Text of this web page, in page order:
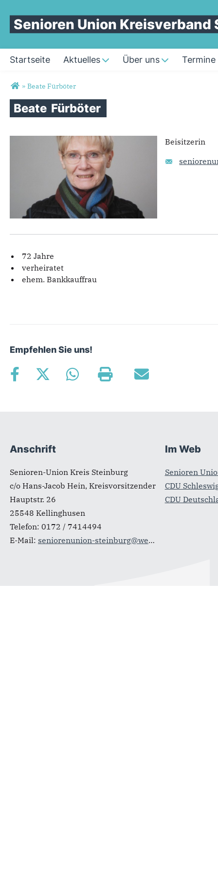
Senioren Union Kreisverband
Startseite Aktuelles Über uns Termine
Sie sind hier
» Beate Fürböter
Beate Fürböter
Beisitzerin
72 Jahre
verheiratet
ehem. Bankkauffrau
Empfehlen Sie uns!
Fußbereich
Anschrift
Senioren-Union Kreis Steinburg
c/o Hans-Jacob Hein, Kreisvorsitzender
Hauptstr. 26
25548 Kellinghusen
Telefon: 0172 / 7414494
E-Mail: seniorenunion-steinburg@web.de
Im Web
Senioren
CDU
CDU